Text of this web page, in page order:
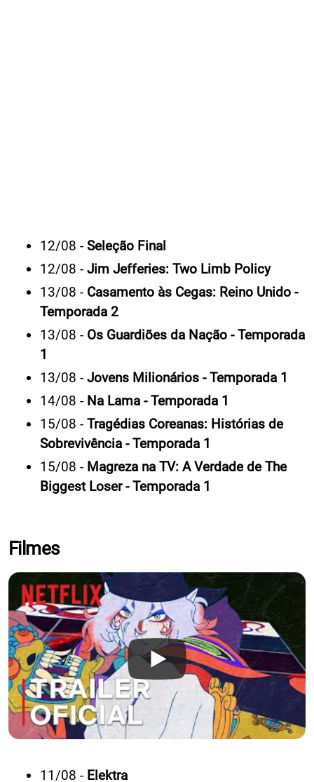
12/08 - Seleção Final
12/08 - Jim Jefferies: Two Limb Policy
13/08 - Casamento às Cegas: Reino Unido -
Temporada 2
13/08 - Os Guardiões da Nação - Temporada
1
13/08 - Jovens Milionários - Temporada 1
14/08 - Na Lama - Temporada 1
15/08 - Tragédias Coreanas: Histórias de
Sobrevivência - Temporada 1
15/08 - Magreza na TV: A Verdade de The
Biggest Loser - Temporada 1
Filmes
11/08 - Elektra